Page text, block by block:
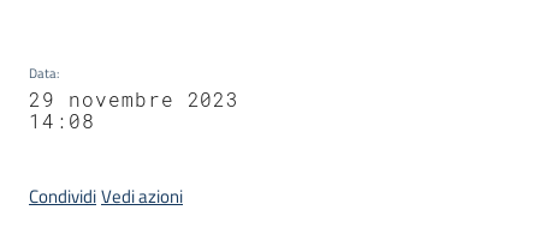
Data:
29 novembre 2023
14:08
CondividiVedi azioni